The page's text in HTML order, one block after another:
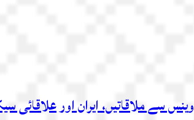
سے ملاقاتیں، ایران اور علاقائی